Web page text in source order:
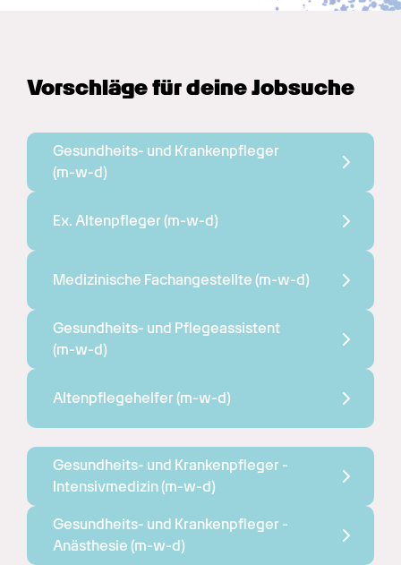
Vorschläge für deine Jobsuche
(m-w-d)
Ex. Altenpfleger (m-w-d)
Medizinische Fachangestellte (m-w-d)
(m-w-d)
Altenpflegehelfer (m-w-d)
Gesundheits- und Krankenpfleger -
Intensivmedizin (m-w-d)
Gesundheits- und Krankenpfleger -
Anästhesie (m-w-d)